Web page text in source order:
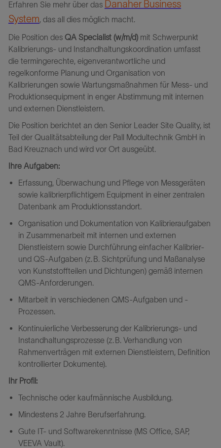
Erfahren Sie mehr über das Danaher Business
System , das all dies möglich macht.
Die Position des QA Specialist (w/m/d)mit Schwerpunkt
Kalibrierungs- und Instandhaltungskoordination umfasst
die termingerechte, eigenverantwortliche und
regelkonforme Planung und Organisation von
Kalibrierungen sowie Wartungsmaßnahmen für Mess- und
Produktionsequipment in enger Abstimmung mit internen
und externen Dienstleistern.
Die Position berichtet an den Senior Leader Site Quality, ist
Teil der Qualitätsabteilung der Pall Modultechnik GmbH in
Bad Kreuznach und wird vor Ort ausgeübt.
Ihre Aufgaben:
Erfassung, Überwachung und Pflege von Messgeräten
sowie kalibrierpflichtigem Equipment in einer zentralen
Datenbank am Produktionsstandort.
Organisation und Dokumentation von Kalibrieraufgaben
in Zusammenarbeit mit internen und externen
Dienstleistern sowie Durchführung einfacher Kalibrier-
und QS-Aufgaben (z. B. Sichtprüfung und Maßanalyse
von Kunststoffteilen und Dichtungen) gemäß internen
QMS-Anforderungen.
Mitarbeit in verschiedenen QMS-Aufgaben und -
Prozessen.
Kontinuierliche Verbesserung der Kalibrierungs- und
Instandhaltungsprozesse (z. B. Verhandlung von
Rahmenverträgen mit externen Dienstleistern, Definition
kontrollierter Dokumente).
Ihr Profil:
Technische oder kaufmännische Ausbildung.
Mindestens 2 Jahre Berufserfahrung.
Gute IT- und Softwarekenntnisse (MS Office, SAP,
VEEVA Vault).